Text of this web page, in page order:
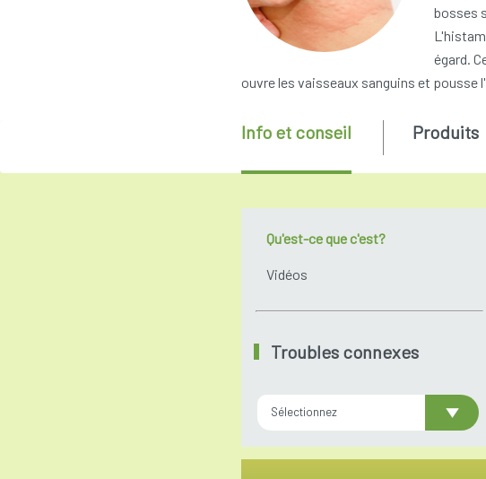
bosses
égard.
ouvre les vaisseaux sanguins et pousse
Qu'est-ce que c'est?
Vidéos
Troubles connexes
Sélectionnez
Info et conseil Produits